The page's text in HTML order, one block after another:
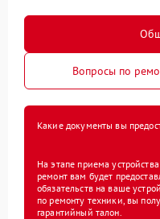
Вопросы по
Какие документы вы
На этапе приема
ремонт вам будет
обязательств на ваше
по ремонту техники, вы
гарантийный талон.